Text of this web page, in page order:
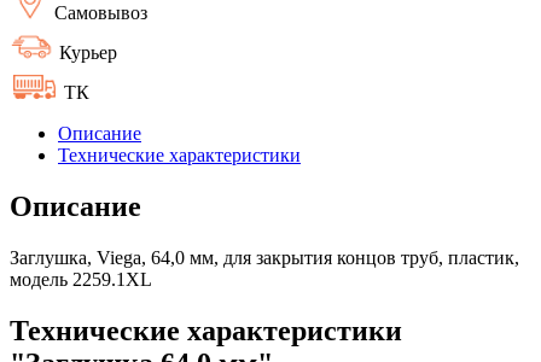
Самовывоз
Курьер
ТК
Описание
Технические характеристики
Описание
Заглушка, Viega, 64,0 мм, для закрытия концов труб, пластик,
модель 2259.1XL
Технические характеристики